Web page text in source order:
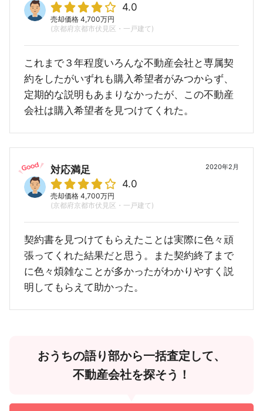
4.0
売却価格 4,700万円
(京都府京都市伏見区・一戸建て)
これまで３年程度いろんな不動産会社と専属契
約をしたがいずれも購入希望者がみつからず、
定期的な説明もあまりなかったが、この不動産
会社は購入希望者を見つけてくれた。
2020年2月
対応満足
4.0
売却価格 4,700万円
(京都府京都市伏見区・一戸建て)
契約書を見つけてもらえたことは実際に色々頑
張ってくれた結果だと思う。また契約終了まで
に色々煩雑なことが多かったがわかりやすく説
明してもらえて助かった。
おうちの語り部から一括査定して、
不動産会社を探そう！